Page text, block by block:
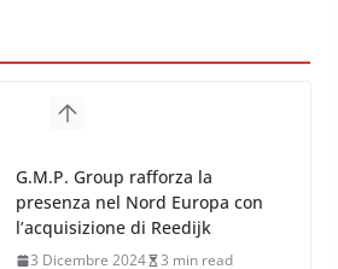
G.M.P. Group rafforza la
presenza nel Nord Europa con
l’acquisizione di Reedijk
3 Dicembre 2024 3 min read